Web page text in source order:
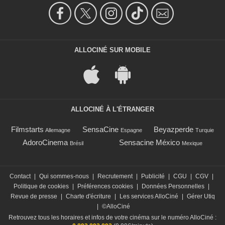
ALLOCINÉ SUR MOBILE
ALLOCINÉ À L'ÉTRANGER
Filmstarts Allemagne SensaCine Espagne Beyazperde Turquie
AdoroCinema Brésil Sensacine México Mexique
Contact Qui sommes-nous Recrutement Publicité CGU CGV
Politique de cookies
Préférences cookies Données Personnelles
Revue de presse
Charte d'écriture Les services AlloCiné
Gérer Utiq
©AlloCiné
Retrouvez tous les horaires et infos de votre cinéma sur le numéro AlloCiné :